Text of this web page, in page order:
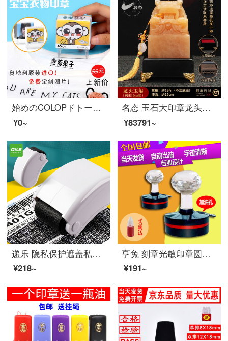
始めのCOLOPドトーンと同じ幼稚園の名前は赤ちゃんの名前を貼って防水と洗濯の印鑑を押して、子供の入学祝いに黒い印影P 20（印痕サイズ38*14 MM）を押します。
¥0~
名态 玉石大印章龙头玉玺摆件招财升官印老板办公室创意装饰品中式家居招财风水摆件乔迁开业礼品送领导 龙头玉玺黄玉石15cm
¥83791~
递乐 隐私保护遮盖私人合同文件资料涂抹滚轮乱码保密印章 2746白色 +1瓶黑色印油
¥218~
亨兔 刻章光敏印章圆形椭圆形长方形印章定制定做自动出油竣工图章万次印章私章名字印章 圆形40（常用尺寸）
¥191~